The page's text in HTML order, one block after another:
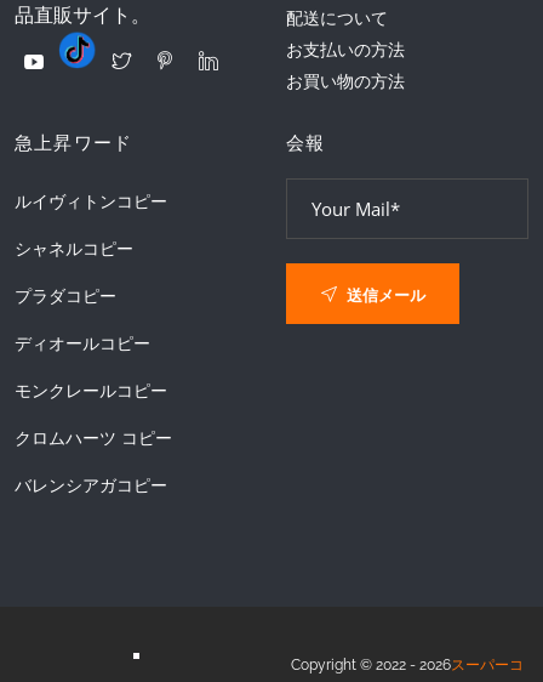
品直販サイト。
配送について
お支払いの方法
お買い物の方法
急上昇ワード
ルイヴィトンコピー
シャネルコピー
プラダコピー
ディオールコピー
モンクレールコピー
クロムハーツ コピー
バレンシアガコピー
会報
送信メール
Copyright © 2022 - 2026スーパーコ